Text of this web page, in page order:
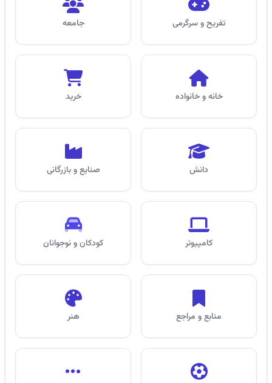
تفریح و سرگرمی جامعه
خانه و خانواده خرید
دانش صنایع و بازرگانی
کامپیوتر کودکان و نوجوانان
منابع و مراجع هنر